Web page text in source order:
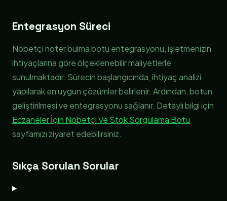
Entegrasyon Süreci
Nöbetçi noter bulma botu entegrasyonu, işletmenizin
ihtiyaçlarına göre ölçeklenebilir maliyetlerle
sunulmaktadır. Sürecin başlangıcında, ihtiyaç analizi
yapılarak en uygun çözümler belirlenir. Ardından, botun
geliştirilmesi ve entegrasyonu sağlanır. Detaylı bilgi için
Eczaneler İçin Nöbetçi Ve Stok Sorgulama Botu
sayfamızı ziyaret edebilirsiniz.
Sıkça Sorulan Sorular